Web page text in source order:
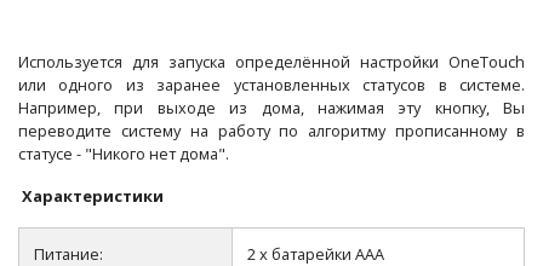
Используется для запуска определённой настройки OneTouch
или одного из заранее установленных статусов в системе.
Например, при выходе из дома, нажимая эту кнопку, Вы
переводите систему на работу по алгоритму прописанному в
статусе - "Никого нет дома".
Характеристики
Питание: 2 x батарейки AAA